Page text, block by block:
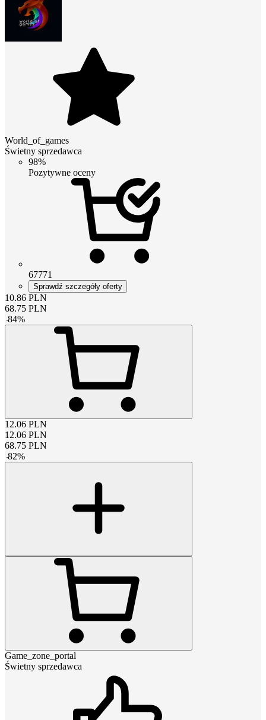
World_of_games
Świetny sprzedawca
98%
Pozytywne oceny
67771
Sprawdź szczegóły oferty
10.86 PLN
68.75 PLN
-84%
12.06 PLN
12.06 PLN
68.75 PLN
-82%
Game_zone_portal
Świetny sprzedawca